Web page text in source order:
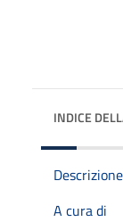
INDICE
Descrizione
A cura di